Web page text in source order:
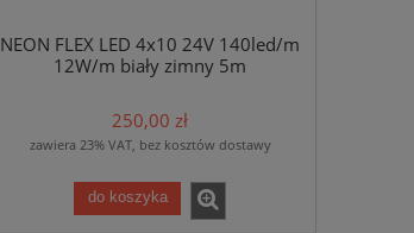
NEON FLEX LED 4x10 24V 140led/m
12W/m biały zimny 5m
250,00 zł
zawiera 23% VAT, bez kosztów dostawy
do koszyka